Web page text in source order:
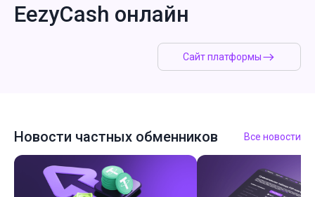
Сайт платформы
EezyCash онлайн
Новости частных обменников Все новости